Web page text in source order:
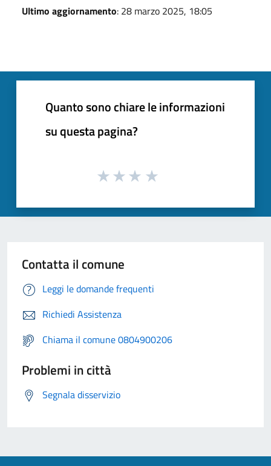
Ultimo aggiornamento: 28 marzo 2025, 18:05
Quanto sono chiare le informazioni
su questa pagina?
Contatta il comune
Leggi le domande frequenti
Richiedi Assistenza
Chiama il comune 0804900206
Problemi in città
Segnala disservizio